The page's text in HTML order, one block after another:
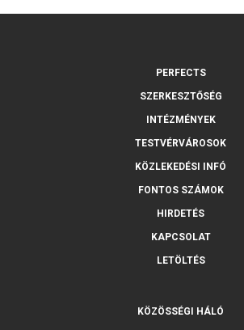
PERFECTS
SZERKESZTŐSÉG
INTÉZMÉNYEK
TESTVÉRVÁROSOK
KÖZLEKEDÉSI INFÓ
FONTOS SZÁMOK
HIRDETÉS
KAPCSOLAT
LETÖLTÉS
KÖZÖSSÉGI HÁLÓ